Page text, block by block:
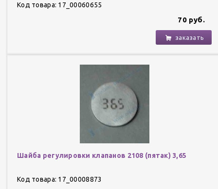
Код товара: 17_00060655
70 руб.
заказать
Шайба регулировки клапанов 2108 (пятак) 3,65
Код товара: 17_00008873